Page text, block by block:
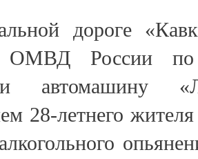
дороге
России по
автомашину
28-летнего